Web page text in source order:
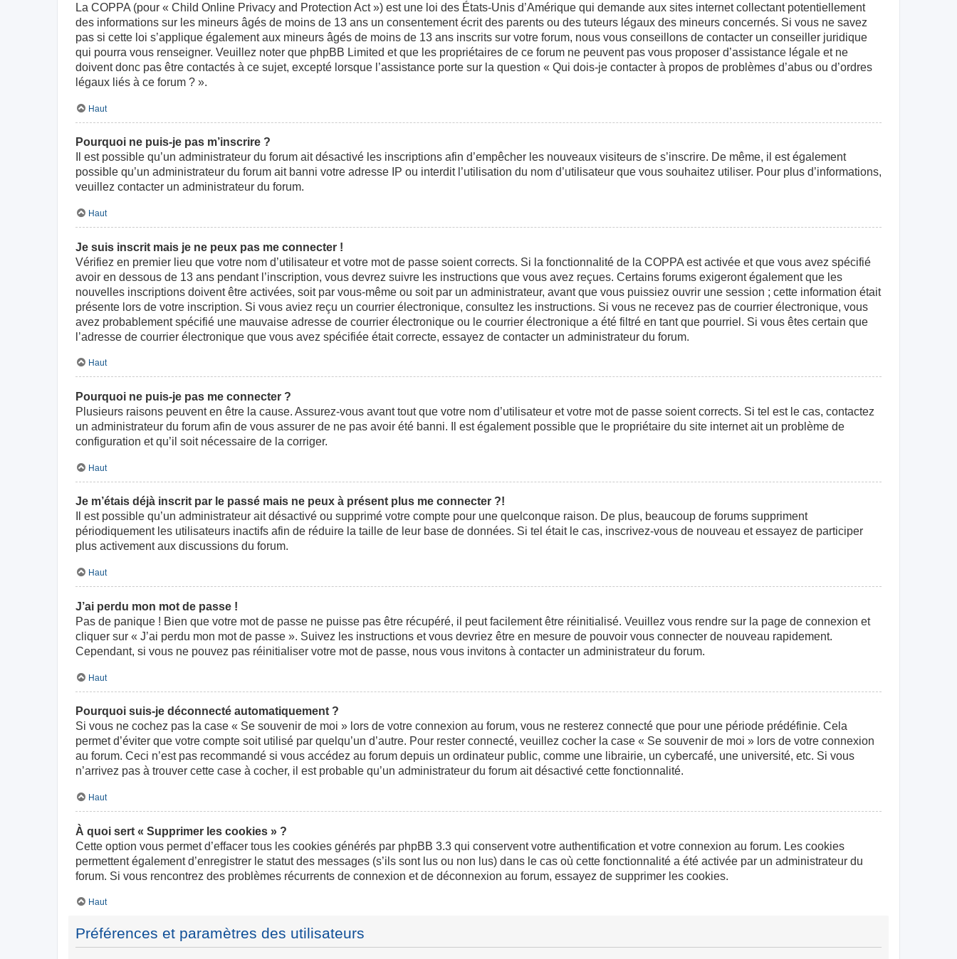
La COPPA (pour « Child Online Privacy and Protection Act ») est une loi des États-Unis d’Amérique qui demande aux sites internet collectant potentiellement
des informations sur les mineurs âgés de moins de 13 ans un consentement écrit des parents ou des tuteurs légaux des mineurs concernés. Si vous ne savez
pas si cette loi s’applique également aux mineurs âgés de moins de 13 ans inscrits sur votre forum, nous vous conseillons de contacter un conseiller juridique
qui pourra vous renseigner. Veuillez noter que phpBB Limited et que les propriétaires de ce forum ne peuvent pas vous proposer d’assistance légale et ne
doivent donc pas être contactés à ce sujet, excepté lorsque l’assistance porte sur la question « Qui dois-je contacter à propos de problèmes d’abus ou d’ordres
légaux liés à ce forum ? ».
Haut
Pourquoi ne puis-je pas m’inscrire ?
Il est possible qu’un administrateur du forum ait désactivé les inscriptions afin d’empêcher les nouveaux visiteurs de s’inscrire. De même, il est également
possible qu’un administrateur du forum ait banni votre adresse IP ou interdit l’utilisation du nom d’utilisateur que vous souhaitez utiliser. Pour plus d’informations,
veuillez contacter un administrateur du forum.
Haut
Je suis inscrit mais je ne peux pas me connecter !
Vérifiez en premier lieu que votre nom d’utilisateur et votre mot de passe soient corrects. Si la fonctionnalité de la COPPA est activée et que vous avez spécifié
avoir en dessous de 13 ans pendant l’inscription, vous devrez suivre les instructions que vous avez reçues. Certains forums exigeront également que les
nouvelles inscriptions doivent être activées, soit par vous-même ou soit par un administrateur, avant que vous puissiez ouvrir une session ; cette information était
présente lors de votre inscription. Si vous aviez reçu un courrier électronique, consultez les instructions. Si vous ne recevez pas de courrier électronique, vous
avez probablement spécifié une mauvaise adresse de courrier électronique ou le courrier électronique a été filtré en tant que pourriel. Si vous êtes certain que
l’adresse de courrier électronique que vous avez spécifiée était correcte, essayez de contacter un administrateur du forum.
Haut
Pourquoi ne puis-je pas me connecter ?
Plusieurs raisons peuvent en être la cause. Assurez-vous avant tout que votre nom d’utilisateur et votre mot de passe soient corrects. Si tel est le cas, contactez
un administrateur du forum afin de vous assurer de ne pas avoir été banni. Il est également possible que le propriétaire du site internet ait un problème de
configuration et qu’il soit nécessaire de la corriger.
Haut
Je m’étais déjà inscrit par le passé mais ne peux à présent plus me connecter ?!
Il est possible qu’un administrateur ait désactivé ou supprimé votre compte pour une quelconque raison. De plus, beaucoup de forums suppriment
périodiquement les utilisateurs inactifs afin de réduire la taille de leur base de données. Si tel était le cas, inscrivez-vous de nouveau et essayez de participer
plus activement aux discussions du forum.
Haut
J’ai perdu mon mot de passe !
Pas de panique ! Bien que votre mot de passe ne puisse pas être récupéré, il peut facilement être réinitialisé. Veuillez vous rendre sur la page de connexion et
cliquer sur « J’ai perdu mon mot de passe ». Suivez les instructions et vous devriez être en mesure de pouvoir vous connecter de nouveau rapidement.
Cependant, si vous ne pouvez pas réinitialiser votre mot de passe, nous vous invitons à contacter un administrateur du forum.
Haut
Pourquoi suis-je déconnecté automatiquement ?
Si vous ne cochez pas la case « Se souvenir de moi » lors de votre connexion au forum, vous ne resterez connecté que pour une période prédéfinie. Cela
permet d’éviter que votre compte soit utilisé par quelqu’un d’autre. Pour rester connecté, veuillez cocher la case « Se souvenir de moi » lors de votre connexion
au forum. Ceci n’est pas recommandé si vous accédez au forum depuis un ordinateur public, comme une librairie, un cybercafé, une université, etc. Si vous
n’arrivez pas à trouver cette case à cocher, il est probable qu’un administrateur du forum ait désactivé cette fonctionnalité.
Haut
À quoi sert « Supprimer les cookies » ?
Cette option vous permet d’effacer tous les cookies générés par phpBB 3.3 qui conservent votre authentification et votre connexion au forum. Les cookies
permettent également d’enregistrer le statut des messages (s’ils sont lus ou non lus) dans le cas où cette fonctionnalité a été activée par un administrateur du
forum. Si vous rencontrez des problèmes récurrents de connexion et de déconnexion au forum, essayez de supprimer les cookies.
Haut
Préférences et paramètres des utilisateurs